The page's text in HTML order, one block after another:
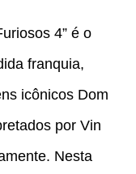
4” é o
franquia,
icônicos Dom
por Vin
Nesta